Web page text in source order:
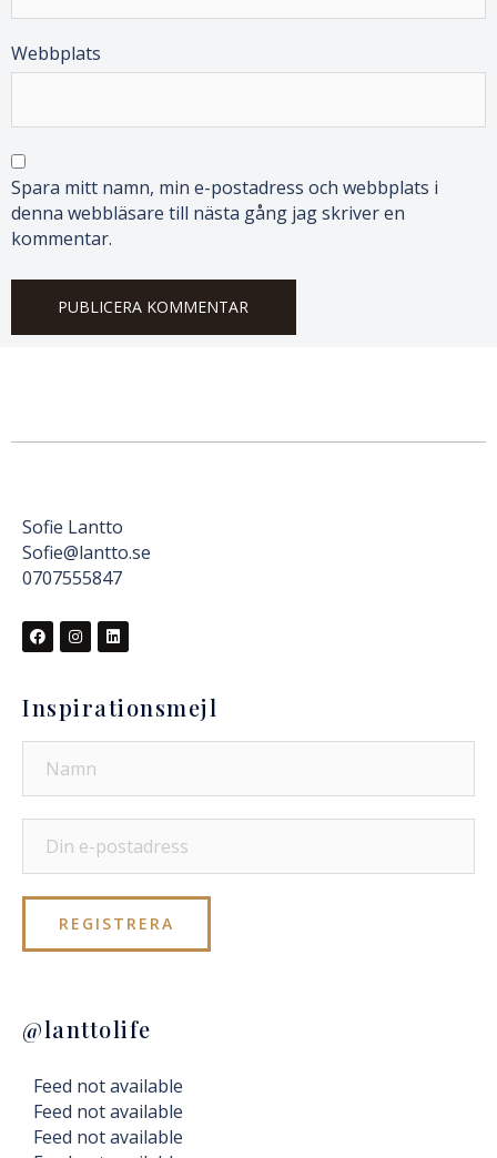
Webbplats
Spara mitt namn, min e-postadress och webbplats i
denna webbläsare till nästa gång jag skriver en
kommentar.
Sofie Lantto
Sofie@lantto.se
0707555847
Inspirationsmejl
@lanttolife
Feed not available
Feed not available
Feed not available